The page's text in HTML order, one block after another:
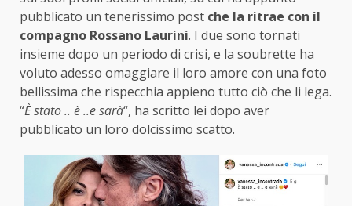
pubblicato un tenerissimo post che la ritrae con il
compagno Rossano Laurini. I due sono tornati
insieme dopo un periodo di crisi, e la soubrette ha
voluto adesso omaggiare il loro amore con una foto
bellissima che rispecchia appieno tutto ciò che li lega.
“È stato .. è ..e sarà“, ha scritto lei dopo aver
pubblicato un loro dolcissimo scatto.